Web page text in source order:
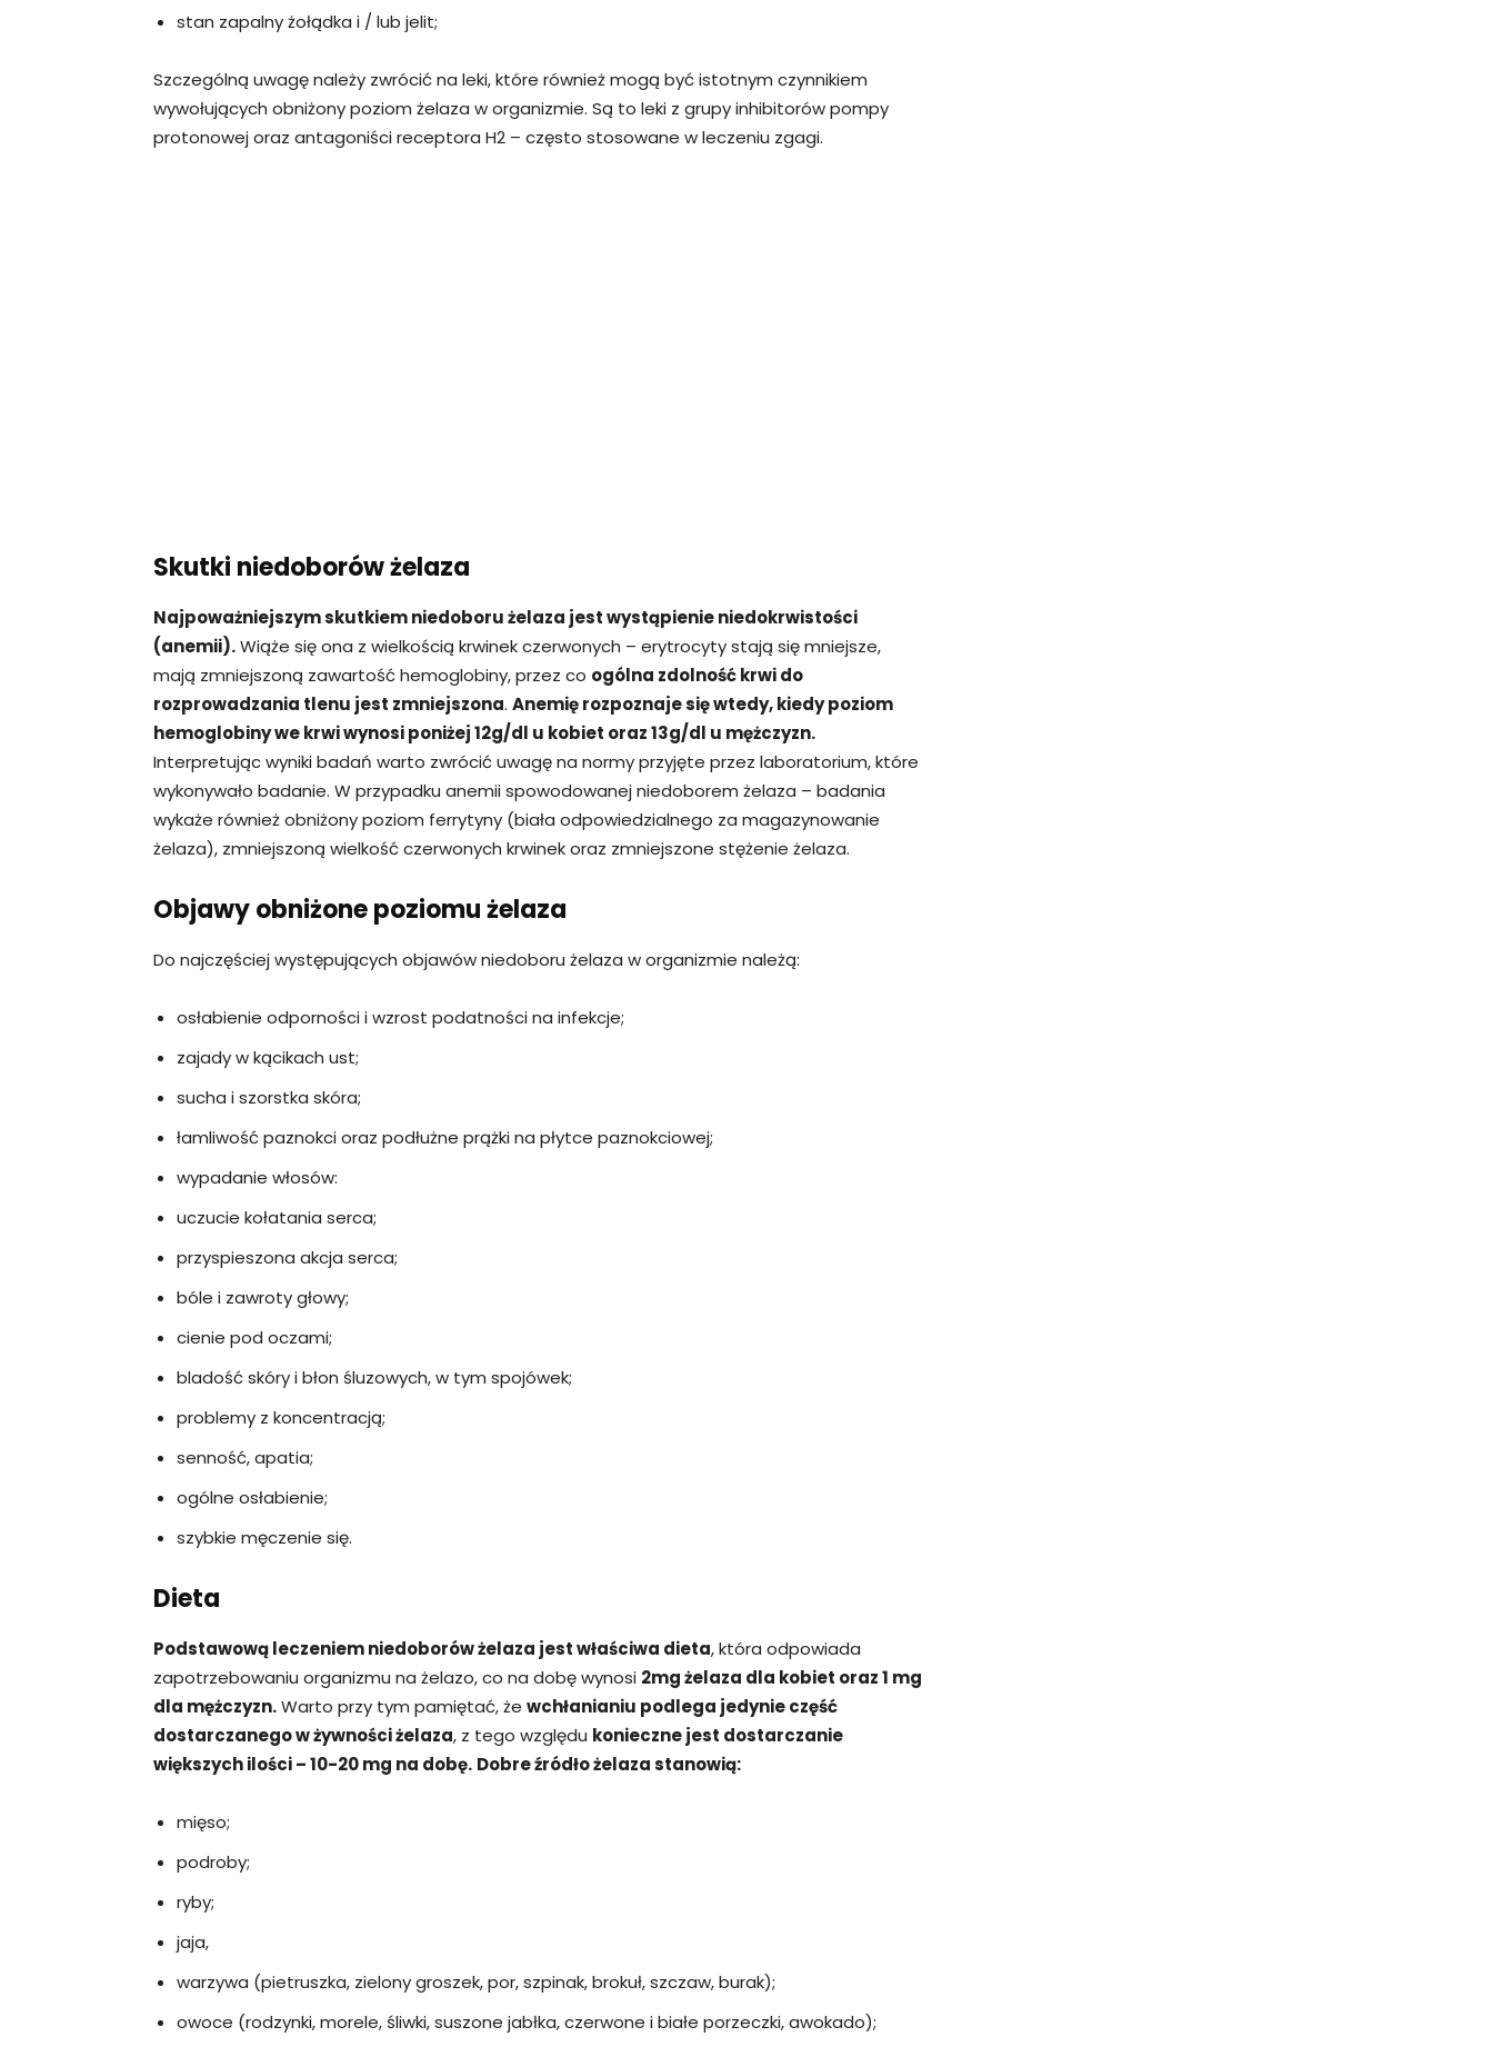
stan zapalny żołądka i / lub jelit;
Szczególną uwagę należy zwrócić na leki, które również mogą być istotnym czynnikiem
wywołujących obniżony poziom żelaza w organizmie. Są to leki z grupy inhibitorów pompy
protonowej oraz antagoniści receptora H2 – często stosowane w leczeniu zgagi.
Skutki niedoborów żelaza
Najpoważniejszym skutkiem niedoboru żelaza jest wystąpienie niedokrwistości
(anemii).Wiąże się ona z wielkością krwinek czerwonych – erytrocyty stają się mniejsze,
mają zmniejszoną zawartość hemoglobiny, przez co ogólna zdolność krwi do
rozprowadzania tlenu jest zmniejszona. Anemię rozpoznaje się wtedy, kiedy poziom
hemoglobiny we krwi wynosi poniżej 12g/dl u kobiet oraz 13g/dl u mężczyzn.
Interpretując wyniki badań warto zwrócić uwagę na normy przyjęte przez laboratorium, które
wykonywało badanie. W przypadku anemii spowodowanej niedoborem żelaza – badania
wykaże również obniżony poziom ferrytyny (biała odpowiedzialnego za magazynowanie
żelaza), zmniejszoną wielkość czerwonych krwinek oraz zmniejszone stężenie żelaza.
Objawy obniżone poziomu żelaza
Do najczęściej występujących objawów niedoboru żelaza w organizmie należą:
osłabienie odporności i wzrost podatności na infekcje;
zajady w kącikach ust;
sucha i szorstka skóra;
łamliwość paznokci oraz podłużne prążki na płytce paznokciowej;
wypadanie włosów:
uczucie kołatania serca;
przyspieszona akcja serca;
bóle i zawroty głowy;
cienie pod oczami;
bladość skóry i błon śluzowych, w tym spojówek;
problemy z koncentracją;
senność, apatia;
ogólne osłabienie;
szybkie męczenie się.
Dieta
Podstawową leczeniem niedoborów żelaza jest właściwa dieta, która odpowiada
zapotrzebowaniu organizmu na żelazo, co na dobę wynosi 2mg żelaza dla kobiet oraz 1 mg
dla mężczyzn.Warto przy tym pamiętać, że wchłanianiu podlega jedynie część
dostarczanego w żywności żelaza, z tego względu konieczne jest dostarczanie
większych ilości – 10-20 mg na dobę. Dobre źródło żelaza stanowią:
mięso;
podroby;
ryby;
jaja,
warzywa (pietruszka, zielony groszek, por, szpinak, brokuł, szczaw, burak);
owoce (rodzynki, morele, śliwki, suszone jabłka, czerwone i białe porzeczki, awokado);